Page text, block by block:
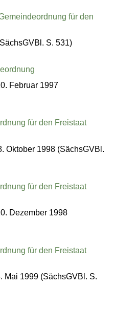
für den
S. 531)
Februar 1997
für den Freistaat
Oktober 1998 (SächsGVBl.
für den Freistaat
Dezember 1998
für den Freistaat
Mai 1999 (SächsGVBl. S.